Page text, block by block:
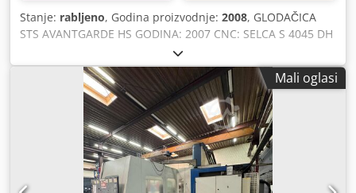
Stanje: rabljeno, Godina proizvodnje: 2008, GLODAČICA
STS AVANTGARDE HS GODINA: 2007 CNC: SELCA S 4045 DH
POMACI: Dsdpfxozdtl Es Akkokr X: 3.000 mm Y: 1.500 mm Z:
2.000 mm DIMENZIJE STOLA: 1.500 mm x 1.500 mm MAKS.
DOPUŠTENA NOSIVOST: 8.000 KG. AUTOMATSKA
DVOSTRUKA ROTACIJSKA GLAVA: A 2,5° - B 2,5° ISO: 50
4000 o/min 37 KW MAGAZIN ALATA: NASUMIČAN 32
POZICIJA VISOKI TLAK: 20 BAR DODACI: PROMJENA
RASPONA S 2 BRZINE TRANSPORTER ZA STRUGOVINE
STROJ VIDLJIV U RADU KOMPLETAN SA SVOM
DOKUMENTACIJOM
Mali oglasi